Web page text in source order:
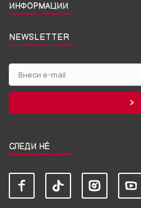
ИНФОРМАЦИИ
NEWSLETTER
СЛЕДИ НЀ